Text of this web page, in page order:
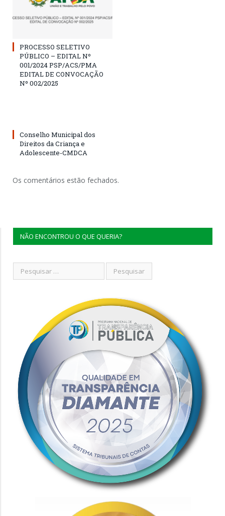
PROCESSO SELETIVO
PÚBLICO – EDITAL Nº
001/2024 PSP/ACS/PMA
EDITAL DE CONVOCAÇÃO
Nº 002/2025
Conselho Municipal dos
Direitos da Criança e
Adolescente-CMDCA
Os comentários estão fechados.
NÃO ENCONTROU O QUE QUERIA?